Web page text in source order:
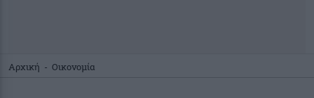
Αρχική - Οικονομία